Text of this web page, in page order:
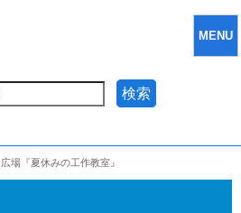
検索
MENU
場『夏休みの工作教室』